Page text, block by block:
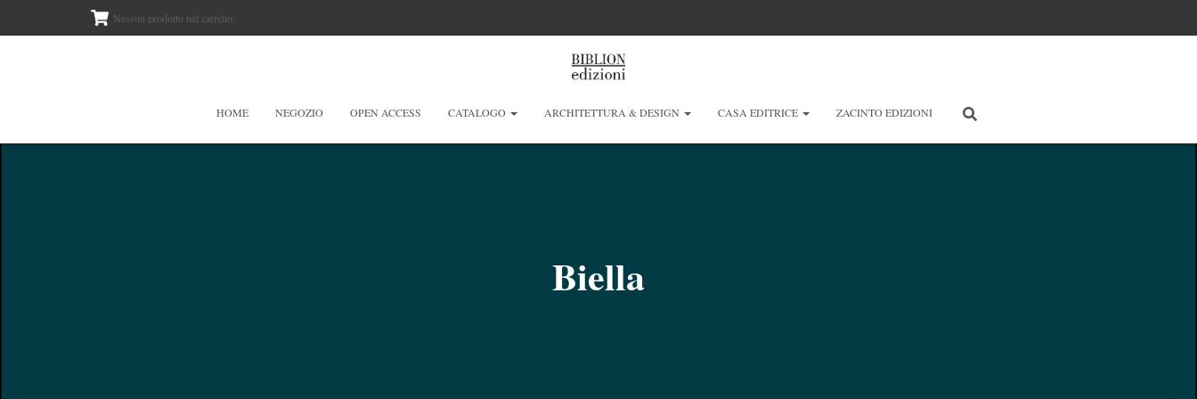
Nessun prodotto nel carrello.
HOME NEGOZIO OPEN ACCESS CATALOGO ARCHITETTURA & DESIGN CASA EDITRICE ZACINTO EDIZIONI
Biella